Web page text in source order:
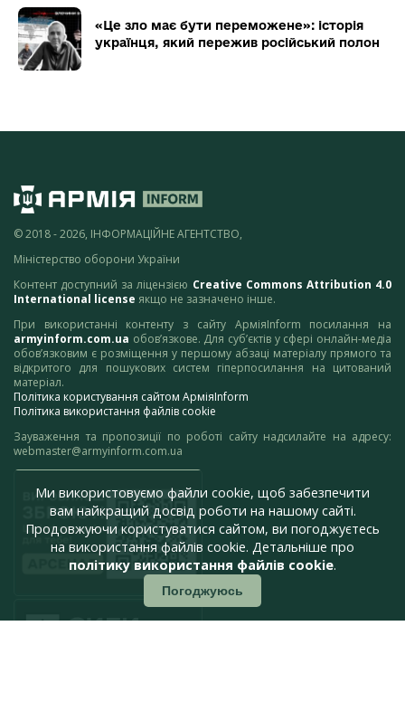
«Це зло має бути переможене»: історія
українця, який пережив російський полон
© 2018 - 2026, ІНФОРМАЦІЙНЕ АГЕНТСТВО,
Міністерство оборони України
Контент доступний за ліцензією Creative Commons Attribution 4.0
International license якщо не зазначено інше.
При використанні контенту з сайту АрміяInform посилання на
armyinform.com.ua обов’язкове. Для суб’єктів у сфері онлайн-медіа
обов’язковим є розміщення у першому абзаці матеріалу прямого та
відкритого для пошукових систем гіперпосилання на цитований
матеріал.
Політика користування сайтом АрміяInform
Політика використання файлів cookie
Зауваження та пропозиції по роботі сайту надсилайте на адресу:
webmaster@armyinform.com.ua
Ми використовуємо файли cookie, щоб забезпечити
вам найкращий досвід роботи на нашому сайті.
Продовжуючи користуватися сайтом, ви погоджуєтесь
на використання файлів cookie. Детальніше про
політику використання файлів cookie.
Погоджуюсь